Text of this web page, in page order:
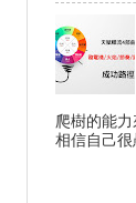
爬樹的能
相信自己很